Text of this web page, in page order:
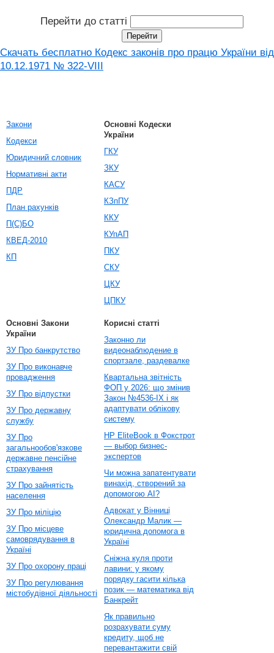
Перейти до статті
Скачать бесплатно Кодекс законів про працю України від
10.12.1971 № 322-VIII
Закони
Кодекси
Юридичний словник
Нормативні акти
ПДР
План рахунків
П(С)БО
КВЕД-2010
КП
Основні Кодески
України
ГКУ
ЗКУ
КАСУ
КЗпПУ
ККУ
КУпАП
ПКУ
СКУ
ЦКУ
ЦПКУ
Основні Закони
України
ЗУ Про банкрутство
ЗУ Про виконавче
провадження
ЗУ Про відпустки
ЗУ Про державну
службу
ЗУ Про
загальнообов'язкове
державне пенсійне
страхування
ЗУ Про зайнятість
населення
ЗУ Про міліцію
ЗУ Про місцеве
самоврядування в
Україні
ЗУ Про охорону праці
ЗУ Про регулювання
містобудівної діяльності
Корисні статті
Законно ли
видеонаблюдение в
спортзале, раздевалке
Квартальна звітність
ФОП у 2026: що змінив
Закон №4536-IX і як
адаптувати облікову
систему
HP EliteBook в Фокстрот
— выбор бизнес-
экспертов
Чи можна запатентувати
винахід, створений за
допомогою AI?
Адвокат у Вінниці
Олександр Малик —
юридична допомога в
Україні
Сніжна куля проти
лавини: у якому
порядку гасити кілька
позик — математика від
Банкрейт
Як правильно
розрахувати суму
кредиту, щоб не
перевантажити свій